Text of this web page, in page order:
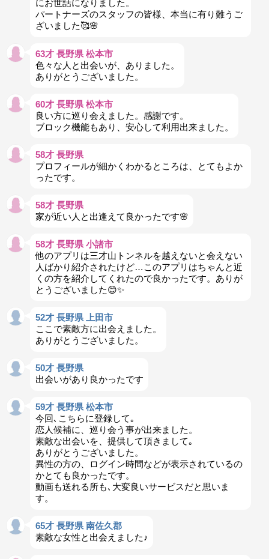
にお世話になりました。
パートナーズのスタッフの皆様、本当に有り難うご
ざいました🥰🌸
63才 長野県 松本市
色々な人と出会いが、ありました。
ありがとうございました。
60才 長野県 松本市
良い方に巡り会えました。感謝です。
ブロック機能もあり、安心して利用出来ました。
58才 長野県
プロフィールが細かくわかるところは、とてもよか
ったです。
58才 長野県
家が近い人と出逢えて良かったです🌸
58才 長野県 小諸市
他のアプリは三才山トンネルを越えないと会えない
人ばかり紹介されたけど…このアプリはちゃんと近
くの方を紹介してくれたので良かったです。ありが
とうございました😊✨
52才 長野県 上田市
ここで素敵方に出会えました。
ありがとうございました。
50才 長野県
出会いがあり良かったです
59才 長野県 松本市
今回､こちらに登録して｡
恋人候補に、巡り会う事が出来ました。
素敵な出会いを、提供して頂きまして｡
ありがとうございました。
異性の方の、ログイン時間などが表示されているの
かとても良かったです。
動画も送れる所も､大変良いサービスだと思いま
す。
65才 長野県 南佐久郡
素敵な女性と出会えました♪